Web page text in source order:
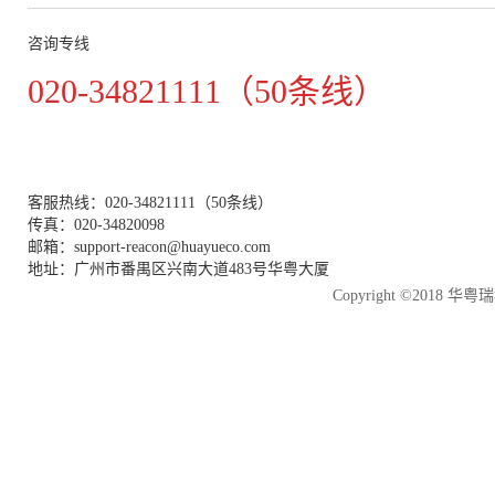
咨询专线
020-34821111（50条线）
客服热线：020-34821111（50条线）
传真：020-34820098
邮箱：support-reacon@huayueco.com
地址：广州市番禺区兴南大道483号华粤大厦
Copyright ©2018 华粤